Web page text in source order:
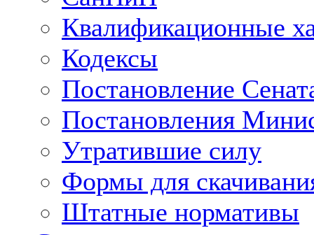
Квалификационные
Кодексы
Постановление
Постановления
Утратившие силу
Формы для
Штатные нормативы